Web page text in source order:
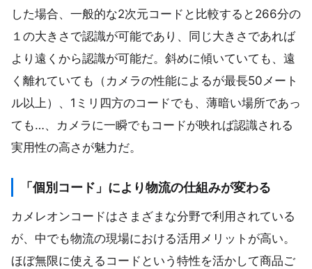
した場合、一般的な2次元コードと比較すると266分の
１の大きさで認識が可能であり、同じ大きさであれば
より遠くから認識が可能だ。斜めに傾いていても、遠
く離れていても（カメラの性能によるが最長50メート
ル以上）、1ミリ四方のコードでも、薄暗い場所であっ
ても…、カメラに一瞬でもコードが映れば認識される
実用性の高さが魅力だ。
「個別コード」により物流の仕組みが変わる
カメレオンコードはさまざまな分野で利用されている
が、中でも物流の現場における活用メリットが高い。
ほぼ無限に使えるコードという特性を活かして商品ご